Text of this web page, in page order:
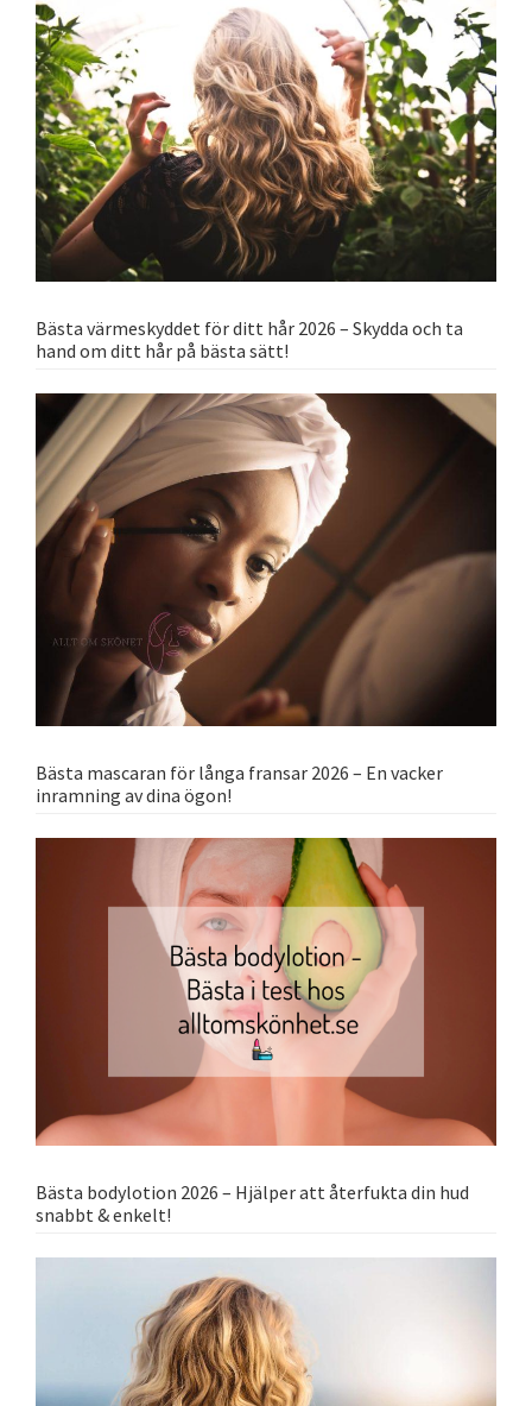
Bästa värmeskyddet för ditt hår 2026 – Skydda och ta
hand om ditt hår på bästa sätt!
Bästa mascaran för långa fransar 2026 – En vacker
inramning av dina ögon!
Bästa bodylotion 2026 – Hjälper att återfukta din hud
snabbt & enkelt!